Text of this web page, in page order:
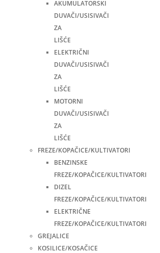
AKUMULATORSKI
DUVAČI/USISIVAČI
ZA
LIŠĆE
ELEKTRIČNI
DUVAČI/USISIVAČI
ZA
LIŠĆE
MOTORNI
DUVAČI/USISIVAČI
ZA
LIŠĆE
FREZE/KOPAČICE/KULTIVATORI
BENZINSKE
FREZE/KOPAČICE/KULTIVATORI
DIZEL
FREZE/KOPAČICE/KULTIVATORI
ELEKTRIČNE
FREZE/KOPAČICE/KULTIVATORI
GREJALICE
KOSILICE/KOSAČICE